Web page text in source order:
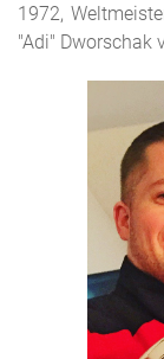
1972,
"Adi" Dworschak